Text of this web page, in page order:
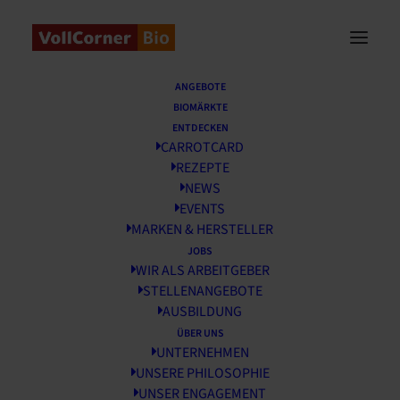
ANGEBOTE
BIOMÄRKTE
ENTDECKEN
CARROTCARD
REZEPTE
NEWS
EVENTS
MARKEN & HERSTELLER
JOBS
WIR ALS ARBEITGEBER
STELLENANGEBOTE
AUSBILDUNG
ÜBER UNS
UNTERNEHMEN
UNSERE PHILOSOPHIE
UNSER ENGAGEMENT
CarrotCard Spendenaktion
CarrotCard
Spendenaktion